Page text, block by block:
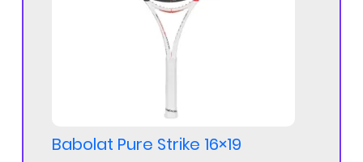
Babolat Pure Strike 16×19